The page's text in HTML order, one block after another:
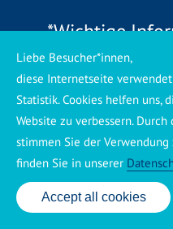
*Wichtige
Wir betreiben vor Ort
arbeiten als mobiler
zentral koordiniert und
regionale Partnerbetriebe
eine schnelle
Service sicherstellen.
unmittelbar verfügbar sein,
24 Std. Service:
Accept all cookies
Liebe Besucher*innen,
diese Internetseite
Statistik. Cookies helfen uns,
Website zu verbessern.
stimmen Sie der
finden Sie in unserer